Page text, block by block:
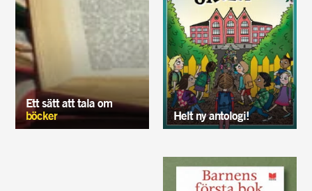
Ett sätt att tala om
böcker
Helt ny antologi!